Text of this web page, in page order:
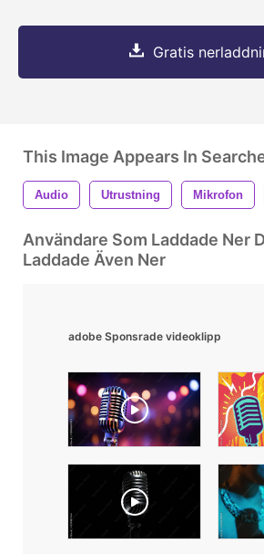
Gratis
This Image Appears In
Audio Utrustning Mikrofon
Användare Som Laddade Ner
Laddade Även Ner
adobe Sponsrade videoklipp